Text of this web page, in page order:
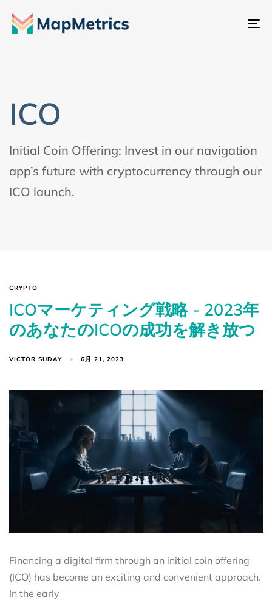
ナ
替
ICO
Initial Coin Offering: Invest in our navigation
app’s future with cryptocurrency through our
ICO launch.
CRYPTO
ICOマーケティング戦略 - 2023年
のあなたのICOの成功を解き放つ
VICTOR SUDAY 6月 21, 2023
Financing a digital firm through an initial coin offering
(ICO) has become an exciting and convenient approach.
In the early